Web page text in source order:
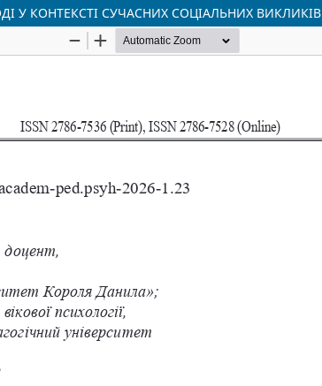
У КОНТЕКСТІ СУЧАСНИХ СОЦІАЛЬНИХ ВИКЛИКІВ